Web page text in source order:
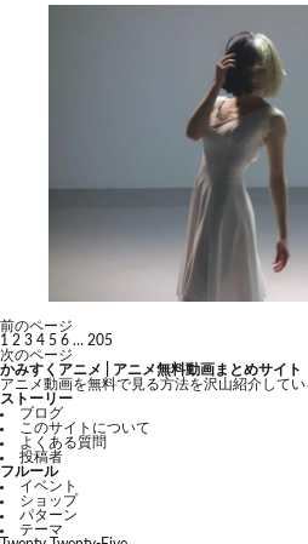
前のページ
1 2 3 4 5 6 … 205
次のページ
かみすくアニメ | アニメ無料動画まとめサイト
アニメ動画を無料で見る方法を沢山紹介して
ストーリー
ブログ
このサイトについて
よくある質問
投稿者
フルール
イベント
ショップ
パターン
テーマ